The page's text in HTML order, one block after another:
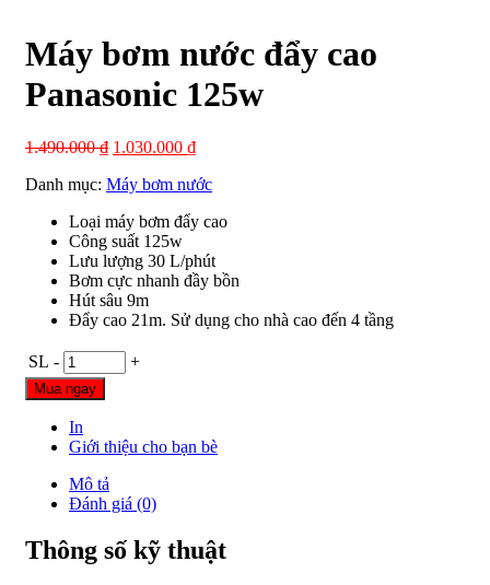
Máy bơm nước đẩy cao
Panasonic 125w
1.490.000₫ 1.030.000 ₫
Danh mục: Máy bơm nước
Loại máy bơm đẩy cao
Công suất 125w
Lưu lượng 30 L/phút
Bơm cực nhanh đầy bồn
Hút sâu 9m
Đẩy cao 21m. Sử dụng cho nhà cao đến 4 tầng
SL - +
Mua ngay
In
Giới thiệu cho bạn bè
Mô tả
Đánh giá (0)
Thông số kỹ thuật